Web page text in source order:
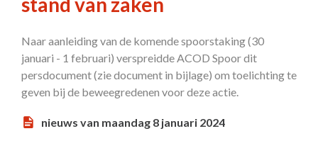
Naar aanleiding van de komende spoorstaking (30
januari - 1 februari) verspreidde ACOD Spoor dit
persdocument (zie document in bijlage) om toelichting te
geven bij de beweegredenen voor deze actie.
nieuws van maandag 8 januari 2024